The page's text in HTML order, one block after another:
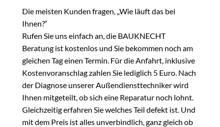
Die meisten Kunden fragen, „Wie läuft das bei
Ihnen?“
Rufen Sie uns einfach an, die BAUKNECHT
Beratung ist kostenlos und Sie bekommen noch am
gleichen Tag einen Termin. Für die Anfahrt, inklusive
Kostenvoranschlag zahlen Sie lediglich 5 Euro. Nach
der Diagnose unserer Außendiensttechniker wird
Ihnen mitgeteilt, ob sich eine Reparatur noch lohnt.
Gleichzeitig erfahren Sie welches Teil defekt ist. Und
mit dem Preis ist alles unverbindlich, ganz gleich ob